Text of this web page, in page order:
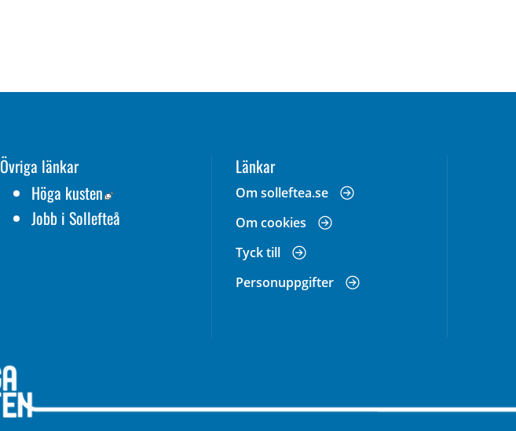
Övriga länkar
Höga kusten Länk till annan webbplats, öppnas i nytt fönster.
Jobb i Sollefteå
Länkar
Om solleftea.se
Om cookies
Tyck till
Personuppgifter